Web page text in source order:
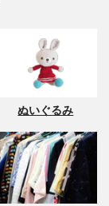
ぬいぐるみ